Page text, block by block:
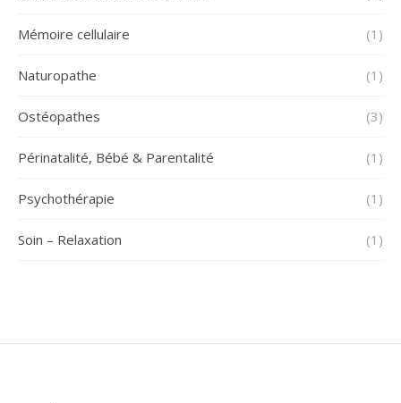
Mémoire cellulaire (1)
Naturopathe (1)
Ostéopathes (3)
Périnatalité, Bébé & Parentalité (1)
Psychothérapie (1)
Soin – Relaxation (1)